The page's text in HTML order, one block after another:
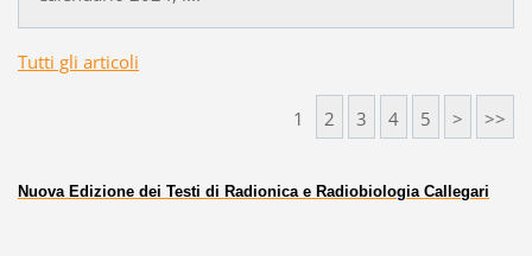
Tutti gli articoli
1 2 3 4 5 > >>
Nuova Edizione dei Testi di Radionica e Radiobiologia Callegari